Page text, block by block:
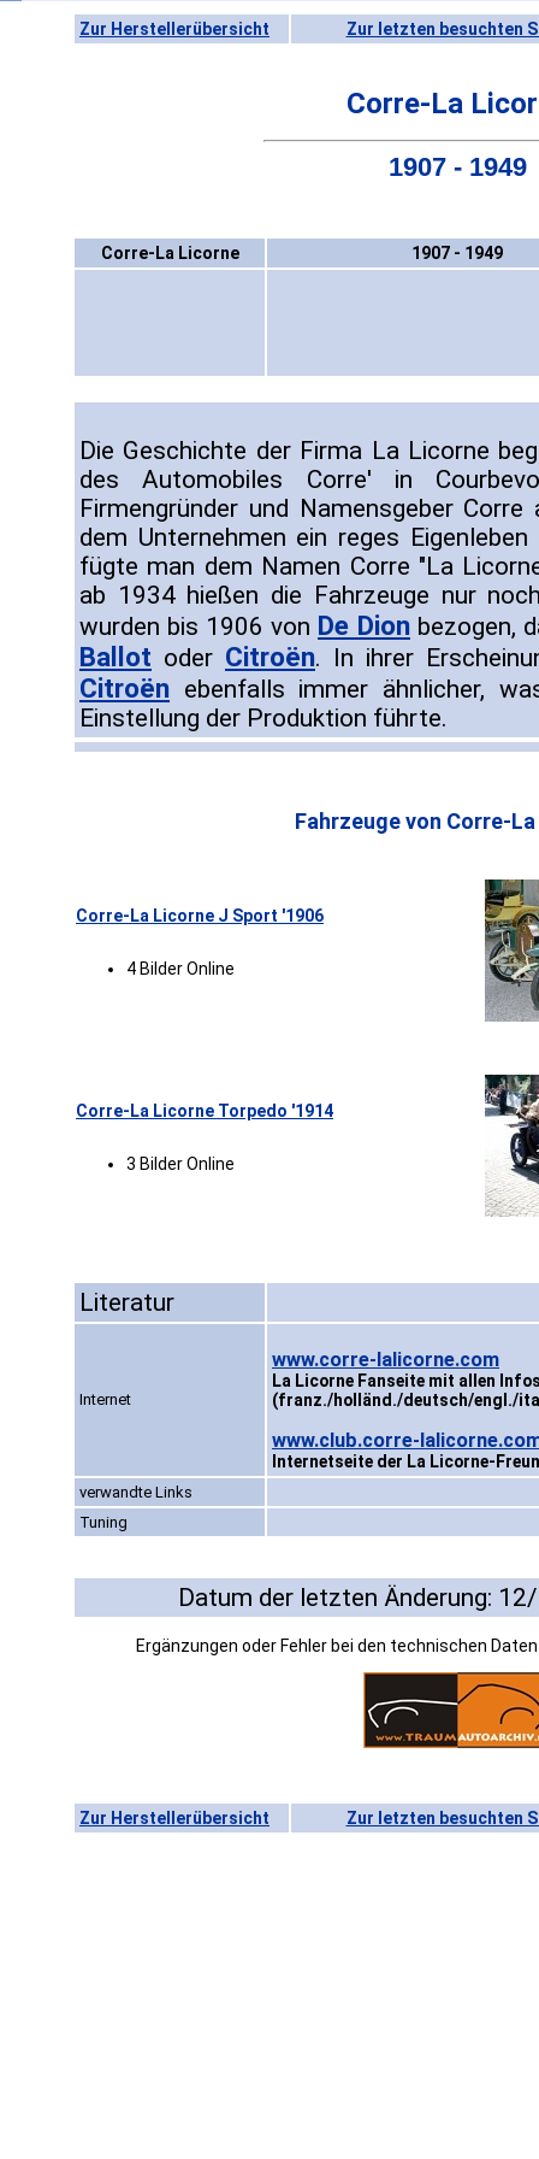
Zur Herstellerübersicht Zur letzten besuchten
Corre-La
1907 - 1949
Corre-La Licorne 1907 - 1949
Die Geschichte der Firma La Licorne
des Automobiles Corre' in
Firmengründer und Namensgeber
dem Unternehmen ein reges
fügte man dem Namen Corre "La
ab 1934 hießen die Fahrzeuge nur
wurden bis 1906 von De Dion bezogen,
Ballot oder Citroën. In ihrer
Citroën ebenfalls immer ähnlicher,
Einstellung der Produktion führte.
Fahrzeuge von Corre-
Corre-La Licorne J Sport '1906
4 Bilder Online
Corre-La Licorne Torpedo '1914
3 Bilder Online
Literatur
Internet
www.corre-lalicorne.com
La Licorne Fanseite mit allen
(franz./holländ./deutsch/engl./
www.club.corre-
Internetseite der La Licorne-
verwandte Links
Tuning
Datum der letzten Änderung:
Ergänzungen oder Fehler bei den technischen
Zur Herstellerübersicht Zur letzten besuchten